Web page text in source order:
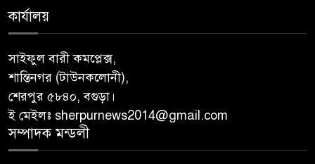
কার্যালয়
সাইফুল বারী কমপ্লেক্স,
শান্তিনগর (টাউনকলোনী),
শেরপুর ৫৮৪০, বগুড়া।
ই মেইলঃ sherpurnews2014@gmail.com
সম্পাদক মন্ডলী